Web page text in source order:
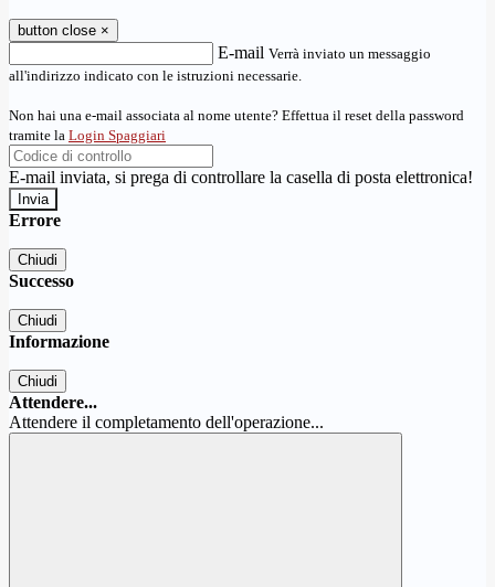
button close ×
E-mail Verrà inviato un messaggio
all'indirizzo indicato con le istruzioni necessarie.
Non hai una e-mail associata al nome utente? Effettua il reset della password
tramite la Login Spaggiari
E-mail inviata, si prega di controllare la casella di posta elettronica!
Errore
Chiudi
Successo
Chiudi
Informazione
Chiudi
Attendere...
Attendere il completamento dell'operazione...